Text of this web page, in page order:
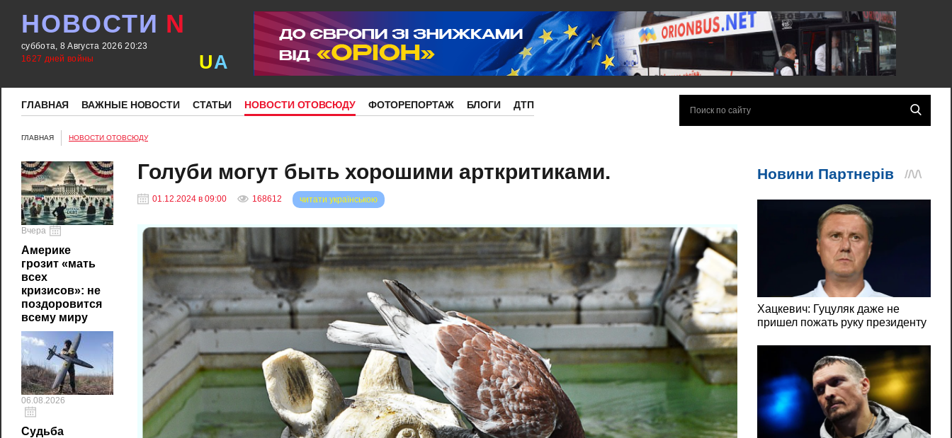
НОВОСТИ N
суббота, 8 Августа 2026 20:23
1627 дней войны
UA
ГЛАВНАЯ ВАЖНЫЕ НОВОСТИ СТАТЬИ НОВОСТИ ОТОВСЮДУ ФОТОРЕПОРТАЖ БЛОГИ ДТП
ГЛАВНАЯ НОВОСТИ ОТОВСЮДУ
Вчера
Америке
грозит «мать
всех
кризисов»: не
поздоровится
всему миру
06.08.2026
Судьба
Голуби могут быть хорошими арткритиками.
01.12.2024 в 09:00 168612 читати українською